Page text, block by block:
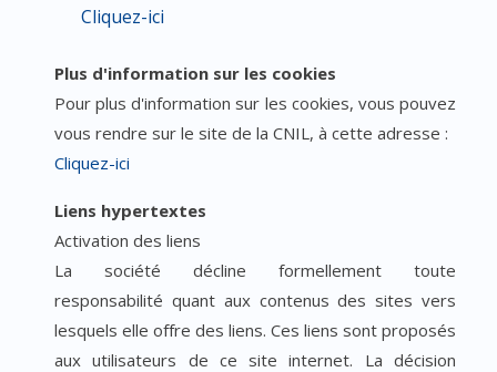
Cliquez-ici
Plus d'information sur les cookies
Pour plus d'information sur les cookies, vous pouvez
vous rendre sur le site de la CNIL, à cette adresse :
Cliquez-ici
Liens hypertextes
Activation des liens
La société décline formellement toute
responsabilité quant aux contenus des sites vers
lesquels elle offre des liens. Ces liens sont proposés
aux utilisateurs de ce site internet. La décision